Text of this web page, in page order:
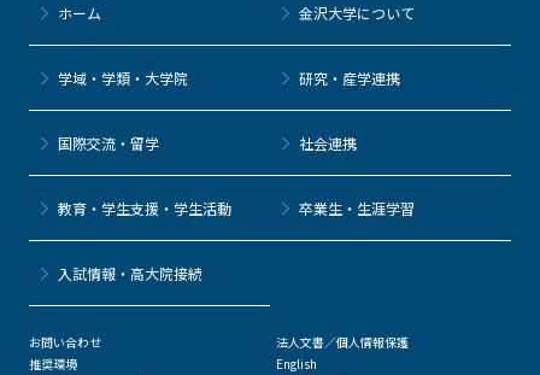
ホーム 金沢大学について
学域・学類・大学院 研究・産学連携
国際交流・留学 社会連携
教育・学生支援・学生活動 卒業生・生涯学習
⼊試情報・高大院接続
お問い合わせ
推奨環境
法人文書／個人情報保護
English